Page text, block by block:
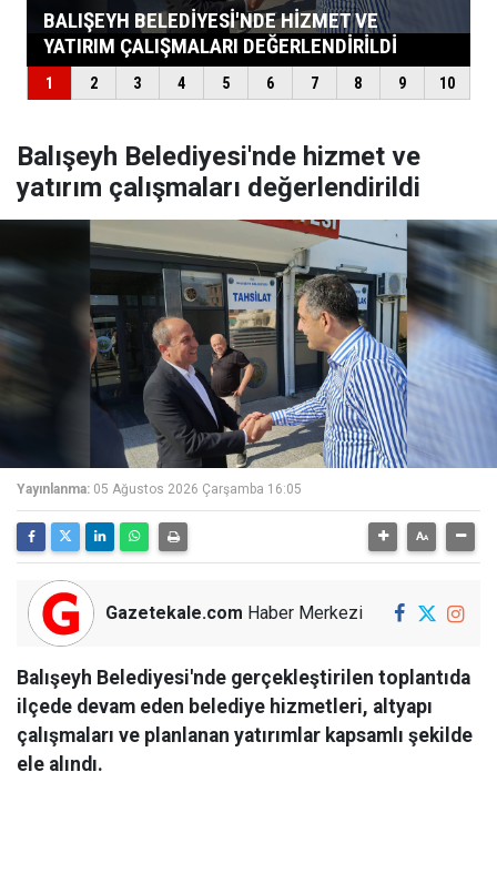
Balışeyh Belediyesi'nde hizmet ve
yatırım çalışmaları değerlendirildi
Yayınlanma: 05 Ağustos 2026 Çarşamba 16:05
Gazetekale.com Haber Merkezi
Balışeyh Belediyesi'nde gerçekleştirilen toplantıda
ilçede devam eden belediye hizmetleri, altyapı
çalışmaları ve planlanan yatırımlar kapsamlı şekilde
ele alındı.